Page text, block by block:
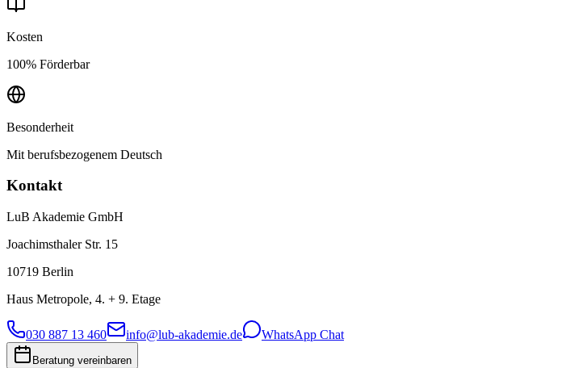
Kosten
100% Förderbar
Besonderheit
Mit berufsbezogenem Deutsch
Kontakt
LuB Akademie GmbH
Joachimsthaler Str. 15
10719 Berlin
Haus Metropole, 4. + 9. Etage
030 887 13 460 info@lub-akademie.de WhatsApp Chat
Beratung vereinbaren